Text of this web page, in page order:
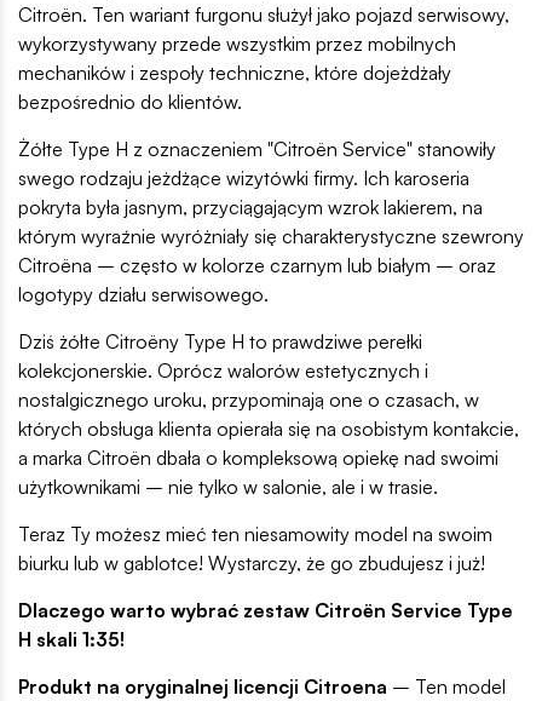
Citroën. Ten wariant furgonu służył jako pojazd serwisowy,
wykorzystywany przede wszystkim przez mobilnych
mechaników i zespoły techniczne, które dojeżdżały
bezpośrednio do klientów.
Żółte Type H z oznaczeniem "Citroën Service" stanowiły
swego rodzaju jeżdżące wizytówki firmy. Ich karoseria
pokryta była jasnym, przyciągającym wzrok lakierem, na
którym wyraźnie wyróżniały się charakterystyczne szewrony
Citroëna – często w kolorze czarnym lub białym – oraz
logotypy działu serwisowego.
Dziś żółte Citroëny Type H to prawdziwe perełki
kolekcjonerskie. Oprócz walorów estetycznych i
nostalgicznego uroku, przypominają one o czasach, w
których obsługa klienta opierała się na osobistym kontakcie,
a marka Citroën dbała o kompleksową opiekę nad swoimi
użytkownikami – nie tylko w salonie, ale i w trasie.
Teraz Ty możesz mieć ten niesamowity model na swoim
biurku lub w gablotce! Wystarczy, że go zbudujesz i już!
Dlaczego warto wybrać zestaw Citroën Service Type
H skali 1:35!
Produkt na oryginalnej licencji Citroena – Ten model